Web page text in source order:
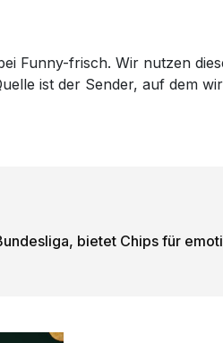
Funny-frisch. Wir nutzen
ist der Sender, auf dem
bietet Chips für